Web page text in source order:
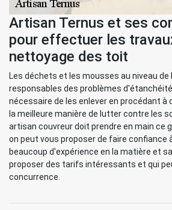
Artisan Ternus et ses
pour effectuer les
nettoyage des toit
Les déchets et les mousses au niveau
responsables des problèmes
nécessaire de les enlever en procédant à
la meilleure manière de lutter contre les
artisan couvreur doit prendre en main ce
on peut vous proposer de faire confiance
beaucoup d'expérience en la matière et
proposer des tarifs intéressants et qui
concurrence.